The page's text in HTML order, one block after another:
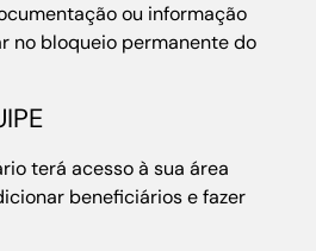
ou informação
no bloqueio permanente do
terá acesso à sua área
beneficiários e fazer